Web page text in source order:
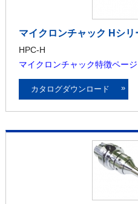
マイクロンチャック Hシリ
HPC-H
マイクロンチャック特徴ペー
カタログダウンロード »